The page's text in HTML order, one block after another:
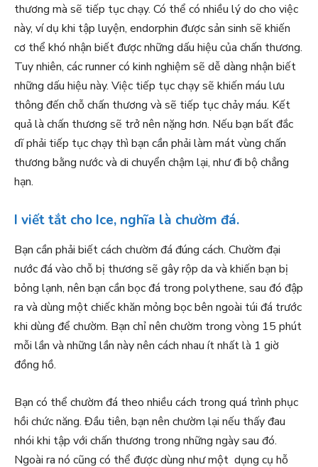
thương mà sẽ tiếp tục chạy. Có thể có nhiều lý do cho việc
này, ví dụ khi tập luyện, endorphin được sản sinh sẽ khiến
cơ thể khó nhận biết được những dấu hiệu của chấn thương.
Tuy nhiên, các runner có kinh nghiệm sẽ dễ dàng nhận biết
những dấu hiệu này. Việc tiếp tục chạy sẽ khiến máu lưu
thông đến chỗ chấn thương và sẽ tiếp tục chảy máu. Kết
quả là chấn thương sẽ trở nên nặng hơn. Nếu bạn bất đắc
dĩ phải tiếp tục chạy thì bạn cần phải làm mát vùng chấn
thương bằng nước và di chuyển chậm lại, như đi bộ chẳng
hạn.
I viết tắt cho Ice, nghĩa là chườm đá.
Bạn cần phải biết cách chườm đá đúng cách. Chườm đại
nước đá vào chỗ bị thương sẽ gây rộp da và khiến bạn bị
bỏng lạnh, nên bạn cần bọc đá trong polythene, sau đó đập
ra và dùng một chiếc khăn mỏng bọc bên ngoài túi đá trước
khi dùng để chườm. Bạn chỉ nên chườm trong vòng 15 phút
mỗi lần và những lần này nên cách nhau ít nhất là 1 giờ
đồng hồ.
Bạn có thể chườm đá theo nhiều cách trong quá trình phục
hồi chức năng. Đầu tiên, bạn nên chườm lại nếu thấy đau
nhói khi tập với chấn thương trong những ngày sau đó.
Ngoài ra nó cũng có thể được dùng như một dụng cụ hỗ